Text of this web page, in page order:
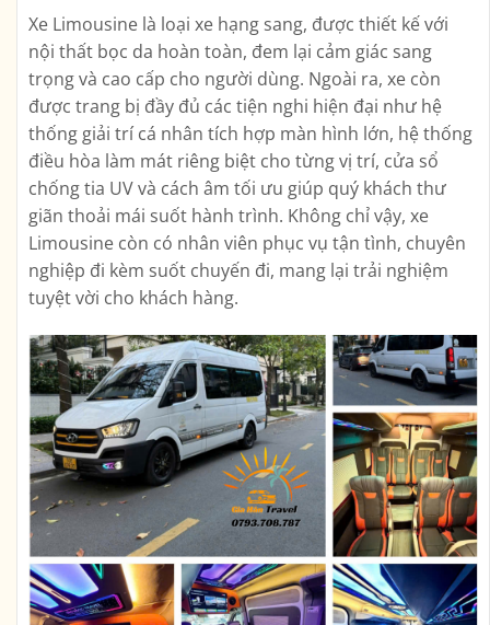
Xe Limousine là loại xe hạng sang, được thiết kế với
nội thất bọc da hoàn toàn, đem lại cảm giác sang
trọng và cao cấp cho người dùng. Ngoài ra, xe còn
được trang bị đầy đủ các tiện nghi hiện đại như hệ
thống giải trí cá nhân tích hợp màn hình lớn, hệ thống
điều hòa làm mát riêng biệt cho từng vị trí, cửa sổ
chống tia UV và cách âm tối ưu giúp quý khách thư
giãn thoải mái suốt hành trình. Không chỉ vậy, xe
Limousine còn có nhân viên phục vụ tận tình, chuyên
nghiệp đi kèm suốt chuyến đi, mang lại trải nghiệm
tuyệt vời cho khách hàng.